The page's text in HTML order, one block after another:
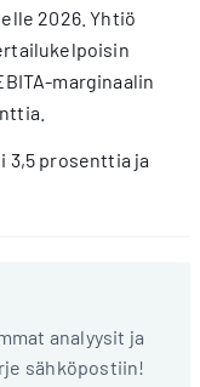
2026. Yhtiö
marginaalin
3,5 prosenttia ja
analyysit ja
sähköpostiin!